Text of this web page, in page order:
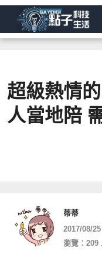
超級熱情
人當地陪
蒂蒂
2017/08/25
瀏覽：209